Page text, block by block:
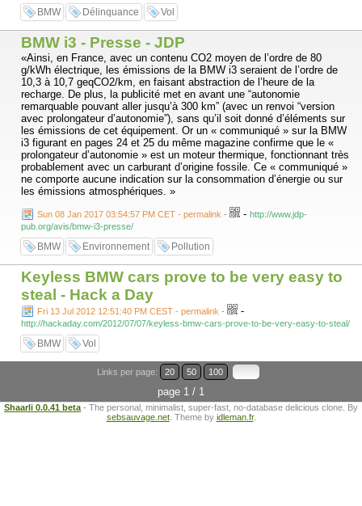
BMW Délinquance Vol
BMW i3 - Presse - JDP
«Ainsi, en France, avec un contenu CO2 moyen de l’ordre de 80
g/kWh électrique, les émissions de la BMW i3 seraient de l’ordre de
10,3 à 10,7 geqCO2/km, en faisant abstraction de l’heure de la
recharge. De plus, la publicité met en avant une “autonomie
remarquable pouvant aller jusqu’à 300 km” (avec un renvoi “version
avec prolongateur d’autonomie”), sans qu’il soit donné d’éléments sur
les émissions de cet équipement. Or un « communiqué » sur la BMW
i3 figurant en pages 24 et 25 du même magazine confirme que le «
prolongateur d’autonomie » est un moteur thermique, fonctionnant très
probablement avec un carburant d’origine fossile. Ce « communiqué »
ne comporte aucune indication sur la consommation d’énergie ou sur
les émissions atmosphériques. »
Sun 08 Jan 2017 03:54:57 PM CET - permalink - - http://www.jdp-
pub.org/avis/bmw-i3-presse/
BMW Environnement Pollution
Keyless BMW cars prove to be very easy to
steal - Hack a Day
Fri 13 Jul 2012 12:51:40 PM CEST - permalink - -
http://hackaday.com/2012/07/07/keyless-bmw-cars-prove-to-be-very-easy-to-steal/
BMW Vol
Links per page: 20 50 100
page 1 / 1
Shaarli 0.0.41 beta - The personal, minimalist, super-fast, no-database delicious clone. By
sebsauvage.net. Theme by idleman.fr.